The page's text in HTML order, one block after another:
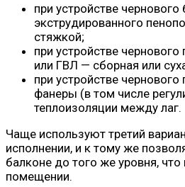
при устройстве
экструдированного
стяжкой;
при устройстве
или ГВЛ — сборная или
при устройстве
фанеры (в том числе
теплоизоляции между лаг.
Чаще используют третий
исполнении, и к тому же
балконе до того же уровня,
помещении.